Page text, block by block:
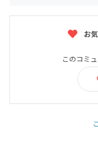
お
このコミ